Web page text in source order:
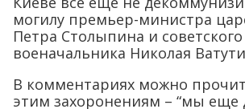
могилу премьер-министра
Петра Столыпина и советского
военачальника Николая
В комментариях можно
этим захоронениям – “мы еще